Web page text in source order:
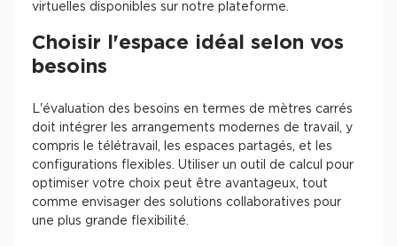
virtuelles disponibles sur notre plateforme.
Choisir l'espace idéal selon vos
besoins
L'évaluation des besoins en termes de mètres carrés
doit intégrer les arrangements modernes de travail, y
compris le télétravail, les espaces partagés, et les
configurations flexibles. Utiliser un outil de calcul pour
optimiser votre choix peut être avantageux, tout
comme envisager des solutions collaboratives pour
une plus grande flexibilité.